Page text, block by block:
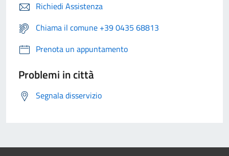
Richiedi Assistenza
Chiama il comune +39 0435 68813
Prenota un appuntamento
Problemi in città
Segnala disservizio